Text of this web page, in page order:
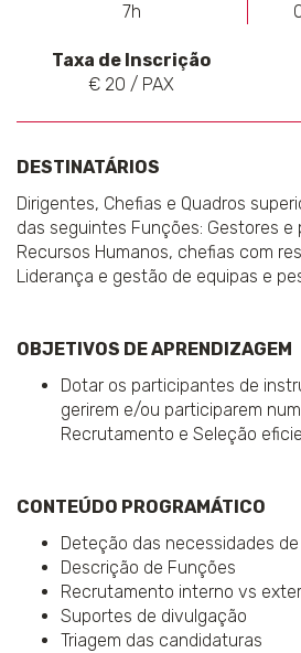
7h
Taxa de Inscrição
€ 20 / PAX
DESTINATÁRIOS
Dirigentes, Chefias e Quadros
das seguintes Funções: Gestores e
Recursos Humanos, chefias com
Liderança e gestão de equipas e
OBJETIVOS DE APRENDIZAGEM
Dotar os participantes de
gerirem e/ou participarem
Recrutamento e Seleção
CONTEÚDO PROGRAMÁTICO
Deteção das necessidades
Descrição de Funções
Recrutamento interno vs
Suportes de divulgação
Triagem das candidaturas